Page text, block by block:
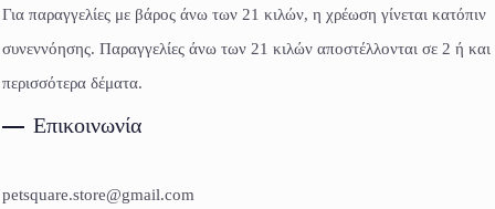
Για παραγγελίες με βάρος άνω των 21 κιλών, η χρέωση γίνεται κατόπιν
συνεννόησης. Παραγγελίες άνω των 21 κιλών αποστέλλονται σε 2 ή και
περισσότερα δέματα.
Επικοινωνία
petsquare.store@gmail.com